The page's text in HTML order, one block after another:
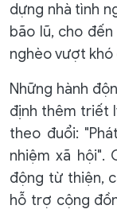
dựng nhà tình
bão lũ, cho
nghèo vượt khó
Những hành
định thêm triết
theo đuổi:
nhiệm xã hội".
động từ thiện,
hỗ trợ cộng